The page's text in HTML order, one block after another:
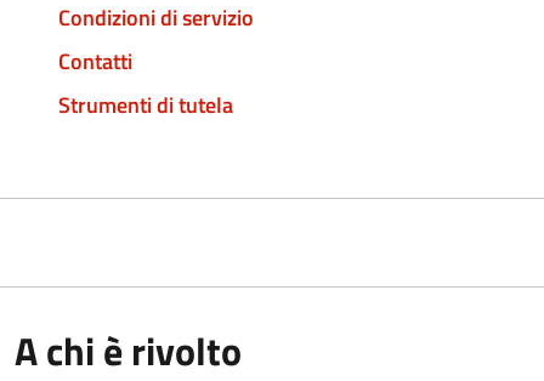
Condizioni di servizio
Contatti
Strumenti di tutela
A chi è rivolto